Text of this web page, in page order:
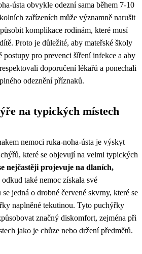
ústa obvykle odezní sama během 7-10
zařízeních může významně narušit
komplikace rodinám, které musí
Proto je důležité, aby mateřské školy
postupy pro prevenci šíření infekce a aby
doporučení lékařů a ponechali
odeznění příznaků.
na typických místech
nemoci ruka-noha-ústa je výskyt
které se objevují na velmi typických
nejčastěji projevuje na dlaních,
odkud také nemoc získala své
jedná o drobné červené skvrny, které se
naplněné tekutinou. Tyto puchýřky
značný diskomfort, zejména při
jako je chůze nebo držení předmětů.